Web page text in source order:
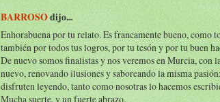
BARROSOdijo...
Enhorabuena por tu relato. Es francamente bueno, como
también por todos tus logros, por tu tesón y por tu buen
De nuevo somos finalistas y nos veremos en Murcia, con
nuevo, renovando ilusiones y saboreando la misma
disfruten leyendo, tanto como nosotras lo hacemos
Mucha suerte, y un fuerte abrazo.